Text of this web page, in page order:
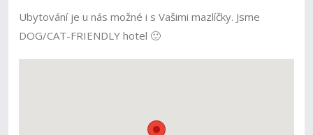
Ubytování je u nás možné i s Vašimi mazlíčky. Jsme
DOG/CAT-FRIENDLY hotel 🙂